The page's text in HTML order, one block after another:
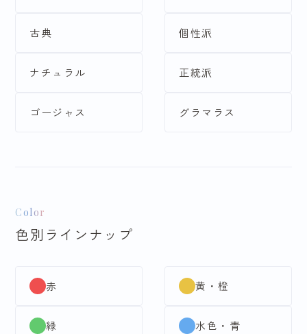
古典 個性派
ナチュラル 正統派
ゴージャス グラマラス
Color
色別ラインナップ
赤 黄・橙
緑 水色・青